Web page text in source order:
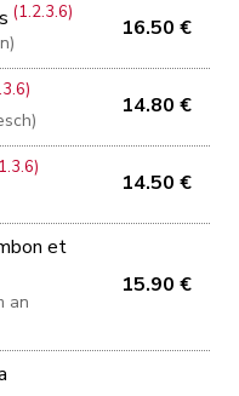
(1.2.3.6)
16.50 €
14.80 €
14.50 €
et
an
15.90 €